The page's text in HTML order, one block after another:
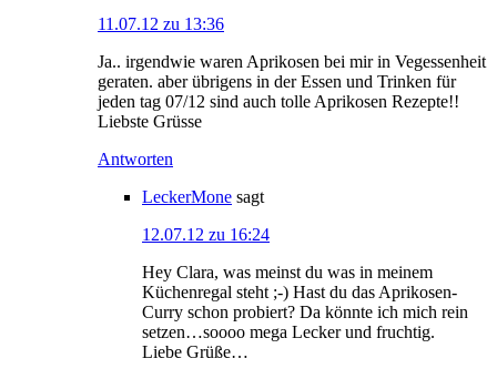
11.07.12 zu 13:36
Ja.. irgendwie waren Aprikosen bei mir in Vegessenheit
geraten. aber übrigens in der Essen und Trinken für
jeden tag 07/12 sind auch tolle Aprikosen Rezepte!!
Liebste Grüsse
Antworten
LeckerMone sagt
12.07.12 zu 16:24
Hey Clara, was meinst du was in meinem
Küchenregal steht ;-) Hast du das Aprikosen-
Curry schon probiert? Da könnte ich mich rein
setzen…soooo mega Lecker und fruchtig.
Liebe Grüße…